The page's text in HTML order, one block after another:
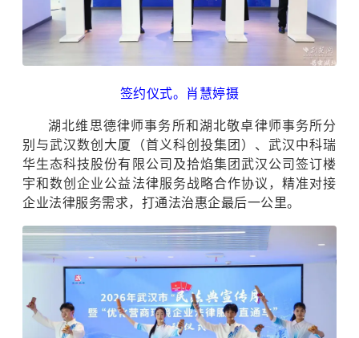
签约仪式。肖慧婷摄
湖北维思德律师事务所和湖北敬卓律师事务所分
别与武汉数创大厦（首义科创投集团）、武汉中科瑞
华生态科技股份有限公司及拾焰集团武汉公司签订楼
宇和数创企业公益法律服务战略合作协议，精准对接
企业法律服务需求，打通法治惠企最后一公里。